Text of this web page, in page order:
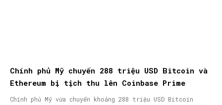
Chính phủ Mỹ chuyển 288 triệu USD Bitcoin và
Ethereum bị tịch thu lên Coinbase Prime
Chính phủ Mỹ vừa chuyển khoảng 288 triệu USD Bitcoin